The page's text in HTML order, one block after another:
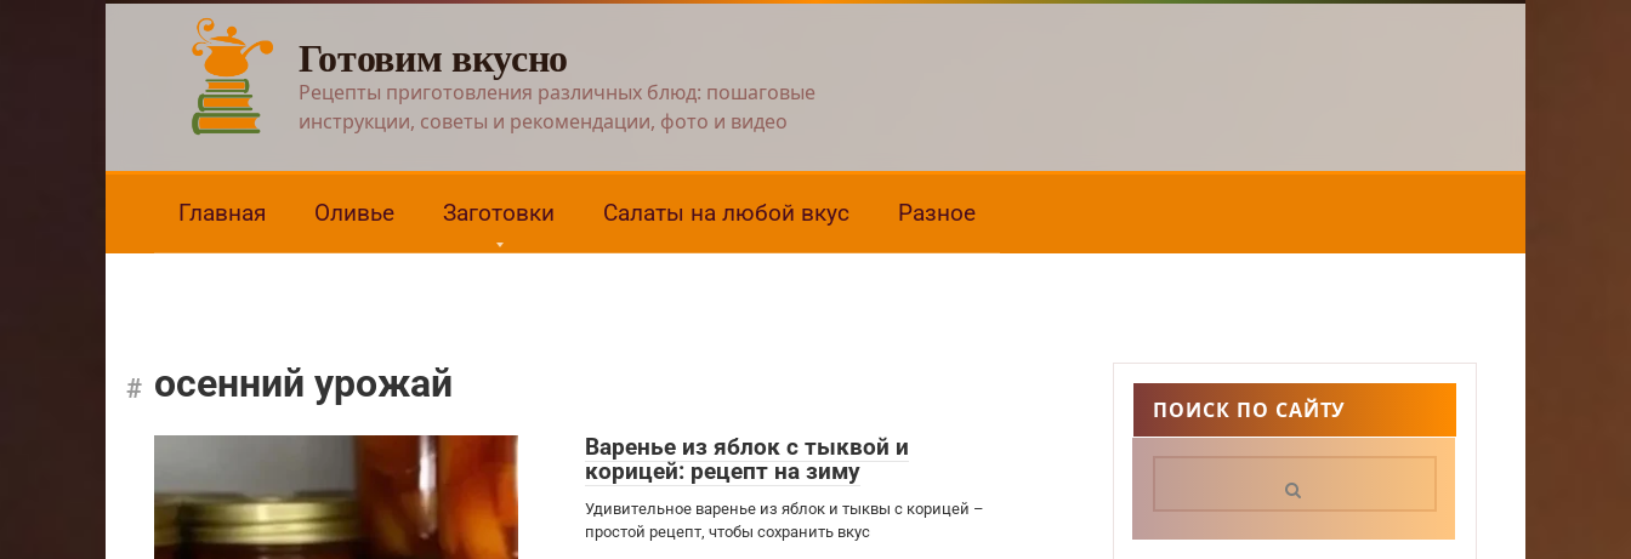
Готовим вкусно
Рецепты приготовления различных блюд: пошаговые
инструкции, советы и рекомендации, фото и видео
Главная Оливье Заготовки Салаты на любой вкус Разное
осенний урожай
Варенье из яблок с тыквой и
корицей: рецепт на зиму
Удивительное варенье из яблок и тыквы с корицей –
простой рецепт, чтобы сохранить вкус
ПОИСК ПО САЙТУ